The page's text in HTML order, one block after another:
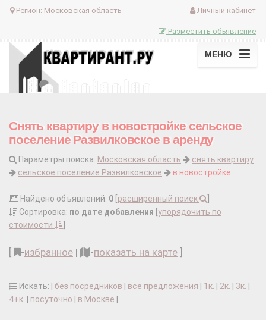
Регион: Московская область Личный кабинет
Разместить объявление
МЕНЮ
Снять квартиру в новостройке сельское
поселение Развилковское в аренду
Параметры поиска: Московская область
снять квартиру
сельское поселение Развилковское
в новостройке
Найдено объявлений: 0 расширенный поиск
Сортировка: по дате добавления упорядочить по
стоимости
-избранное | -показать на карте
Искать: | без посредников все предложения 1к. 2к. 3к.
4+к.
посуточно в Москве